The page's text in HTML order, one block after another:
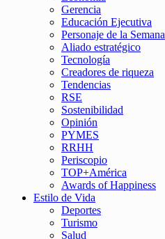
Gerencia
Educación Ejecutiva
Personaje de la Semana
Aliado estratégico
Tecnología
Creadores de riqueza
Tendencias
RSE
Sostenibilidad
Opinión
PYMES
RRHH
Periscopio
TOP+América
Awards of Happiness
Estilo de Vida
Deportes
Turismo
Salud